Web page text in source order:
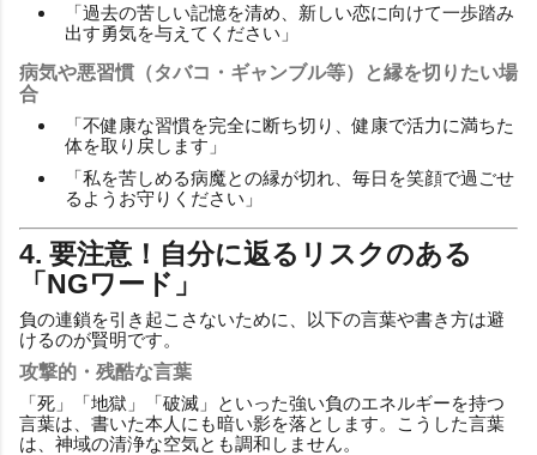
「過去の苦しい記憶を清め、新しい恋に向けて一歩踏み
出す勇気を与えてください」
病気や悪習慣（タバコ・ギャンブル等）と縁を切りたい場
合
「不健康な習慣を完全に断ち切り、健康で活力に満ちた
体を取り戻します」
「私を苦しめる病魔との縁が切れ、毎日を笑顔で過ごせ
るようお守りください」
4. 要注意！自分に返るリスクのある
「NGワード」
負の連鎖を引き起こさないために、以下の言葉や書き方は避
けるのが賢明です。
攻撃的・残酷な言葉
「死」「地獄」「破滅」といった強い負のエネルギーを持つ
言葉は、書いた本人にも暗い影を落とします。こうした言葉
は、神域の清浄な空気とも調和しません。